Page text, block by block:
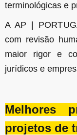
terminológicas e
A AP |
com revisão
maior rigor e
jurídicos e
Melhores
projetos de